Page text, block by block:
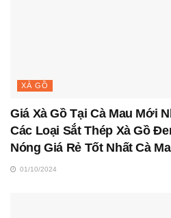
XÀ GỒ
Giá Xà Gồ Tại Cà Mau Mới
Các Loại Sắt Thép Xà Gồ
Nóng Giá Rẻ Tốt Nhất Cà
01/10/2024